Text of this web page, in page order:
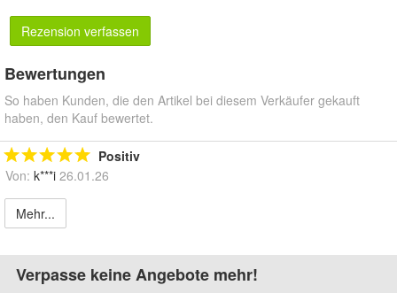
Rezension verfassen
Bewertungen
So haben Kunden, die den Artikel bei diesem Verkäufer gekauft
haben, den Kauf bewertet.
Positiv
Von: k***i 26.01.26
Mehr...
Verpasse keine Angebote mehr!